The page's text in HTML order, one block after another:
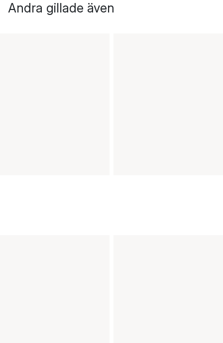
Andra gillade även